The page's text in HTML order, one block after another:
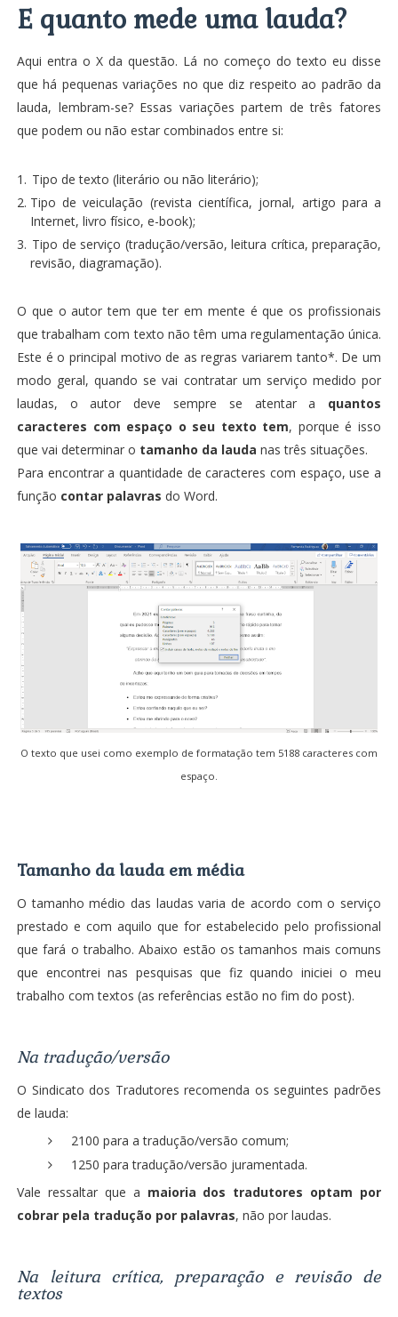
E quanto mede uma lauda?
Aqui entra o X da questão. Lá no começo do texto eu disse
que há pequenas variações no que diz respeito ao padrão da
lauda, lembram-se? Essas variações partem de três fatores
que podem ou não estar combinados entre si:
Tipo de texto (literário ou não literário);
Tipo de veiculação (revista científica, jornal, artigo para a
Internet, livro físico, e-book);
Tipo de serviço (tradução/versão, leitura crítica, preparação,
revisão, diagramação).
O que o autor tem que ter em mente é que os profissionais
que trabalham com texto não têm uma regulamentação única.
Este é o principal motivo de as regras variarem tanto*. De um
modo geral, quando se vai contratar um serviço medido por
laudas, o autor deve sempre se atentar a quantos
caracteres com espaço o seu texto tem, porque é isso
que vai determinar o tamanho da lauda nas três situações.
Para encontrar a quantidade de caracteres com espaço, use a
função contar palavras do Word.
O texto que usei como exemplo de formatação tem 5188 caracteres com
espaço.
Tamanho da lauda em média
O tamanho médio das laudas varia de acordo com o serviço
prestado e com aquilo que for estabelecido pelo profissional
que fará o trabalho. Abaixo estão os tamanhos mais comuns
que encontrei nas pesquisas que fiz quando iniciei o meu
trabalho com textos (as referências estão no fim do post).
Na tradução/versão
O Sindicato dos Tradutores recomenda os seguintes padrões
de lauda:
2100 para a tradução/versão comum;
1250 para tradução/versão juramentada.
Vale ressaltar que a maioria dos tradutores optam por
cobrar pela tradução por palavras, não por laudas.
Na leitura crítica, preparação e revisão de
textos